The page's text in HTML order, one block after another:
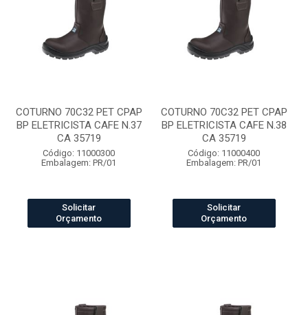
COTURNO 70C32 PET CPAP
BP ELETRICISTA CAFE N.37
CA 35719
Código: 11000300
Embalagem: PR/01
Solicitar
Orçamento
COTURNO 70C32 PET CPAP
BP ELETRICISTA CAFE N.38
CA 35719
Código: 11000400
Embalagem: PR/01
Solicitar
Orçamento